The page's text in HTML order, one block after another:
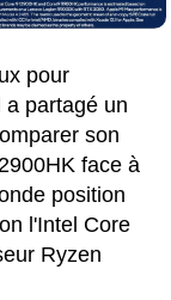
pour
partagé un
son
face à
position
l'Intel Core
Ryzen